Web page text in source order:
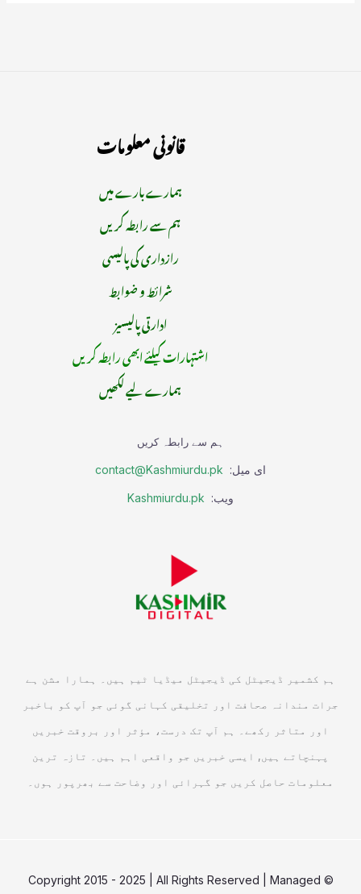
قانونی معلومات
ہمارے بارے میں
ہم سے رابطہ کریں
رازداری کی پالیسی
شرائط و ضوابط
ادارتی پالیسیز
اشتہارات کیلئے ابھی رابطہ کریں
ہمارے لیے لکھیں
ہم سے رابطہ کریں
ای میل: contact@Kashmiurdu.pk
ویب: Kashmiurdu.pk
ہم کشمیر ڈیجیٹل کی ڈیجیٹل میڈیا ٹیم ہیں۔ ہمارا مشن ہے
جرات مندانہ صحافت اور تخلیقی کہانی گوئی جو آپ کو باخبر
اور متاثر رکھے۔ ہم آپ تک درست، مؤثر اور بروقت خبریں
پہنچاتے ہیں, ایسی خبریں جو واقعی اہم ہیں۔ تازہ ترین
معلومات حاصل کریں جو گہرائی اور وضاحت سے بھرپور ہوں۔
© Copyright 2015 - 2025 | All Rights Reserved | Managed